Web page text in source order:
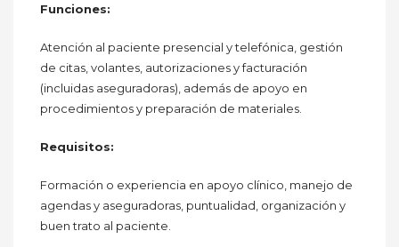
Funciones:
Atención al paciente presencial y telefónica, gestión
de citas, volantes, autorizaciones y facturación
(incluidas aseguradoras), además de apoyo en
procedimientos y preparación de materiales.
Requisitos:
Formación o experiencia en apoyo clínico, manejo de
agendas y aseguradoras, puntualidad, organización y
buen trato al paciente.